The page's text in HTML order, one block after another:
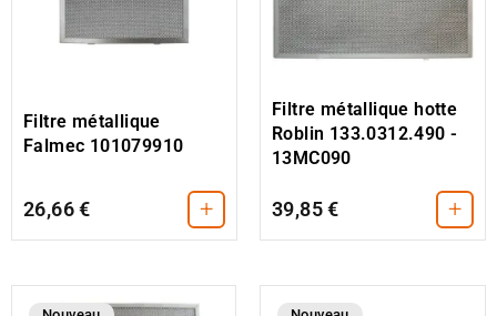
Filtre métallique
Falmec 101079910
26,66 € +
Filtre métallique hotte
Roblin 133.0312.490 -
13MC090
39,85 € +